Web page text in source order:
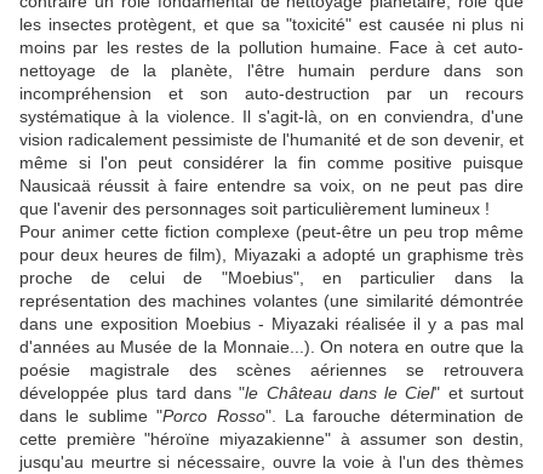
les insectes protègent, et que sa "toxicité" est causée ni plus ni
moins par les restes de la pollution humaine. Face à cet auto-
nettoyage de la planète, l'être humain perdure dans son
incompréhension et son auto-destruction par un recours
systématique à la violence. Il s'agit-là, on en conviendra, d'une
vision radicalement pessimiste de l'humanité et de son devenir, et
même si l'on peut considérer la fin comme positive puisque
Nausicaä réussit à faire entendre sa voix, on ne peut pas dire
que l'avenir des personnages soit particulièrement lumineux !
Pour animer cette fiction complexe (peut-être un peu trop même
pour deux heures de film), Miyazakia adopté un graphisme très
proche de celui de "Moebius", en particulier dans la
représentation des machines volantes (une similarité démontrée
dans une exposition Moebius - Miyazaki réalisée il y a pas mal
d'années au Musée de la Monnaie...). On notera en outre que la
poésie magistrale des scènes aériennes se retrouvera
développée plus tard dans "le Château dans le Ciel" et surtout
dans le sublime "Porco Rosso". La farouche détermination de
cette première "héroïne miyazakienne" à assumer son destin,
jusqu'au meurtre si nécessaire, ouvre la voie à l'un des thèmes